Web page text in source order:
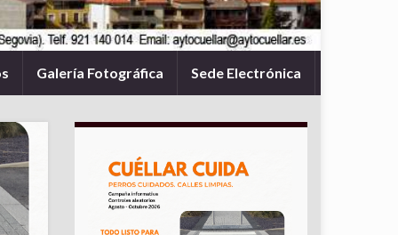
Galería Fotográfica Sede Electrónica